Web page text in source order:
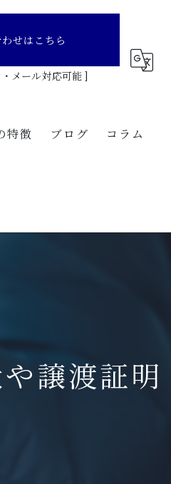
せはこちら
メール対応可能 ]
のご案内
け自動車登録のご案内
特徴 ブログ コラム
譲渡証明